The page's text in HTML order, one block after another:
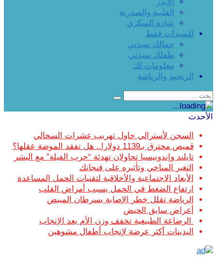
القلبية والصدرية
عيادة السكري
للسيدات فقط
جمالك سيدتي
طفلك سيدتي
معلومات لك
الريجيم والرياضة
الأحدث
السجن لأسترالي حاول تهريب عشرات السحالي
قميص محترق بـ1139 دولارا.. هل تفقد الموضة عقلها؟
تايلند وإندونيسيا تحاولان تهدئة “حرب الفيلة” مع البشر
التغير المناخي وتأثيره على فنجانك
الأبعاد الاجتماعية والأخلاقية لتقنيات الحمل المساعدة
ارتفاع الضغط في الحمل يسبب أمراض القلب
الرياضة تقلل خطر الإصابة بسرطان المبيض
أعراض سابق الحيض
الرضاعة الطبيعية تخفف وزن الأم بعد الإنجاب
البدينات أكثر عرضة لإنجاب أطفال مشوهين